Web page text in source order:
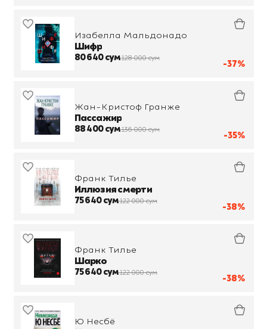
-37%
Изабелла Мальдонадо
Шифр
80 640 сум128 000 сум
-35%
Жан-Кристоф Гранже
Пассажир
88 400 сум136 000 сум
-38%
Франк Тилье
Иллюзия смерти
75 640 сум122 000 сум
-38%
Франк Тилье
Шарко
75 640 сум122 000 сум
Ю Несбё